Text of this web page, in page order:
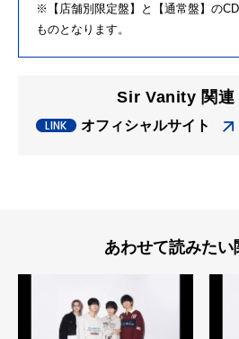
※【店舗別限定盤】と【通常盤】の
ものとなります。
Sir Vanity 関連
オフィシャルサイト
あわせて読みたい